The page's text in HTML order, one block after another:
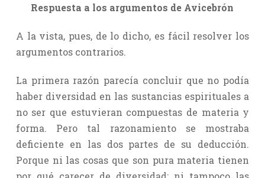
Respuesta a los argumentos de Avicebrón
A la vista, pues, de lo dicho, es fácil resolver los
argumentos contrarios.
La primera razón parecía concluir que no podía
haber diversidad en las sustancias espirituales a
no ser que estuvieran compuestas de materia y
forma. Pero tal razonamiento se mostraba
deficiente en las dos partes de su deducción.
Porque ni las cosas que son pura materia tienen